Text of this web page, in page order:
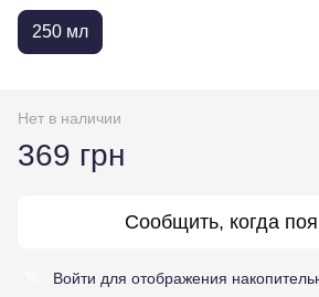
250 мл
Нет в наличии
369 грн
Сообщить, когда
Войти для отображения